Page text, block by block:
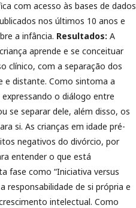
com acesso às bases de dados
nos últimos 10 anos e
a infância. Resultados: A
aprende e se conceituar
clínico, com a separação dos
e distante. Como sintoma a
o diálogo entre
se separar dele, além disso, os
si. As crianças em idade pré-
negativos do divórcio, por
entender o que está
fase como “Iniciativa versus
responsabilidade de si própria e
intelectual. Como